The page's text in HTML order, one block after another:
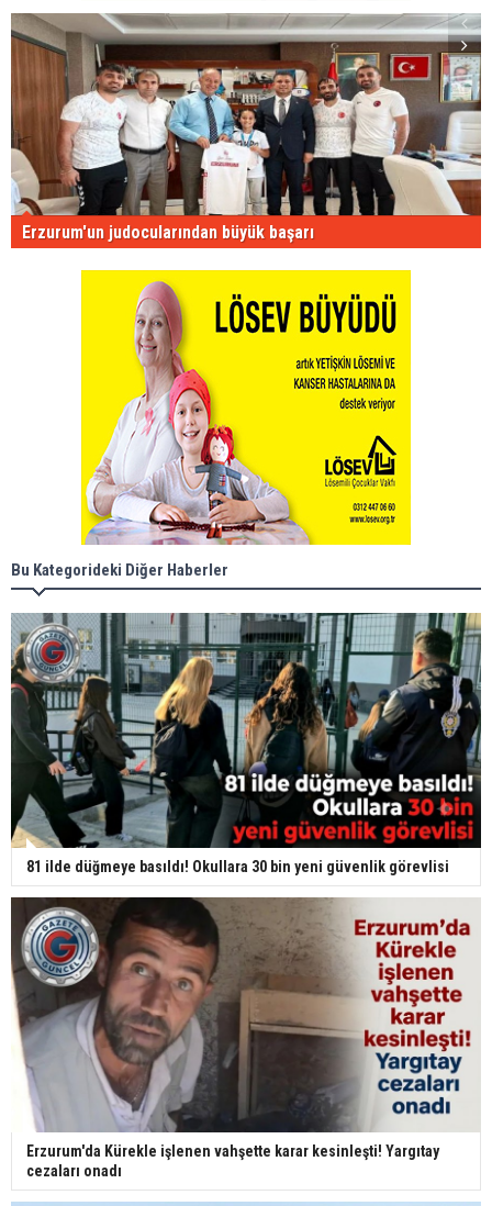
Erzurum'un judocularından büyük başarı
Bu Kategorideki Diğer Haberler
81 ilde düğmeye basıldı! Okullara 30 bin yeni güvenlik görevlisi
Erzurum'da Kürekle işlenen vahşette karar kesinleşti! Yargıtay
cezaları onadı